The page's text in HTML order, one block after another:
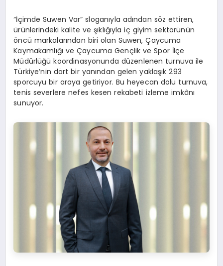
“İçimde Suwen Var” sloganıyla adından söz ettiren,
ürünlerindeki kalite ve şıklığıyla iç giyim sektörünün
öncü markalarından biri olan Suwen, Çaycuma
Kaymakamlığı ve Çaycuma Gençlik ve Spor İlçe
Müdürlüğü koordinasyonunda düzenlenen turnuva ile
Türkiye’nin dört bir yanından gelen yaklaşık 293
sporcuyu bir araya getiriyor. Bu heyecan dolu turnuva,
tenis severlere nefes kesen rekabeti izleme imkânı
sunuyor.